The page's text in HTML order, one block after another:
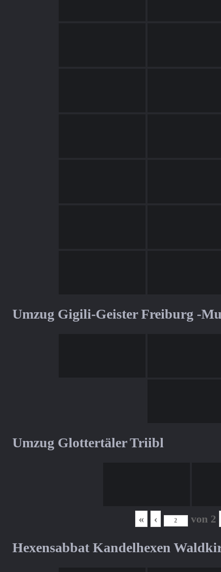
Umzug Gigili-Geister Freiburg -
Umzug Glottertäler Triibl
« ‹ von 2
Hexensabbat Kandelhexen